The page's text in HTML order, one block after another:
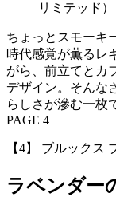
リミテッド）
ちょっとスモーキ
時代感覚が薫るレ
がら、前立てとカ
デザイン。そんな
らしさが滲む一枚
PAGE 4
【4】 ブルックス
ラベンダー